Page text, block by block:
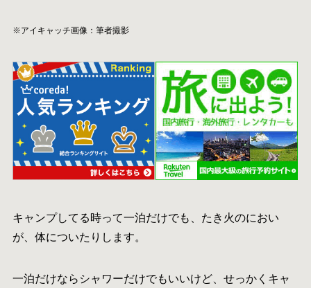
※アイキャッチ画像：筆者撮影
キャンプしてる時って一泊だけでも、たき火のにおい
が、体についたりします。
一泊だけならシャワーだけでもいいけど、せっかくキャ